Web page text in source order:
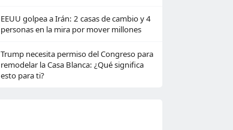
EEUU golpea a Irán: 2 casas de cambio y 4
personas en la mira por mover millones
Trump necesita permiso del Congreso para
remodelar la Casa Blanca: ¿Qué significa
esto para ti?